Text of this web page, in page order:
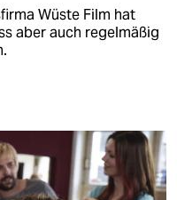
Wüste Film hat
aber auch regelmäßig